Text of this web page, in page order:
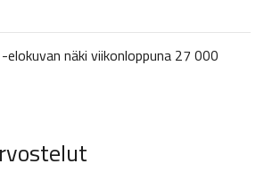
näki viikonloppuna 27 000